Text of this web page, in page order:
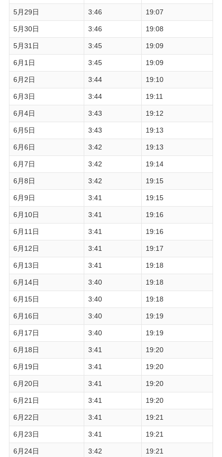
5月29日 3:46 19:07
5月30日 3:46 19:08
5月31日 3:45 19:09
6月1日 3:45 19:09
6月2日 3:44 19:10
6月3日 3:44 19:11
6月4日 3:43 19:12
6月5日 3:43 19:13
6月6日 3:42 19:13
6月7日 3:42 19:14
6月8日 3:42 19:15
6月9日 3:41 19:15
6月10日 3:41 19:16
6月11日 3:41 19:16
6月12日 3:41 19:17
6月13日 3:41 19:18
6月14日 3:40 19:18
6月15日 3:40 19:18
6月16日 3:40 19:19
6月17日 3:40 19:19
6月18日 3:41 19:20
6月19日 3:41 19:20
6月20日 3:41 19:20
6月21日 3:41 19:20
6月22日 3:41 19:21
6月23日 3:41 19:21
6月24日 3:42 19:21